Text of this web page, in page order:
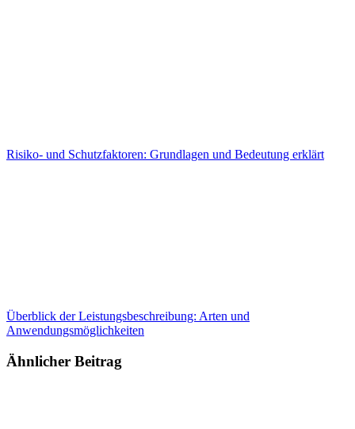
Risiko- und Schutzfaktoren: Grundlagen und Bedeutung erklärt
Überblick der Leistungsbeschreibung: Arten und
Anwendungsmöglichkeiten
Ähnlicher Beitrag